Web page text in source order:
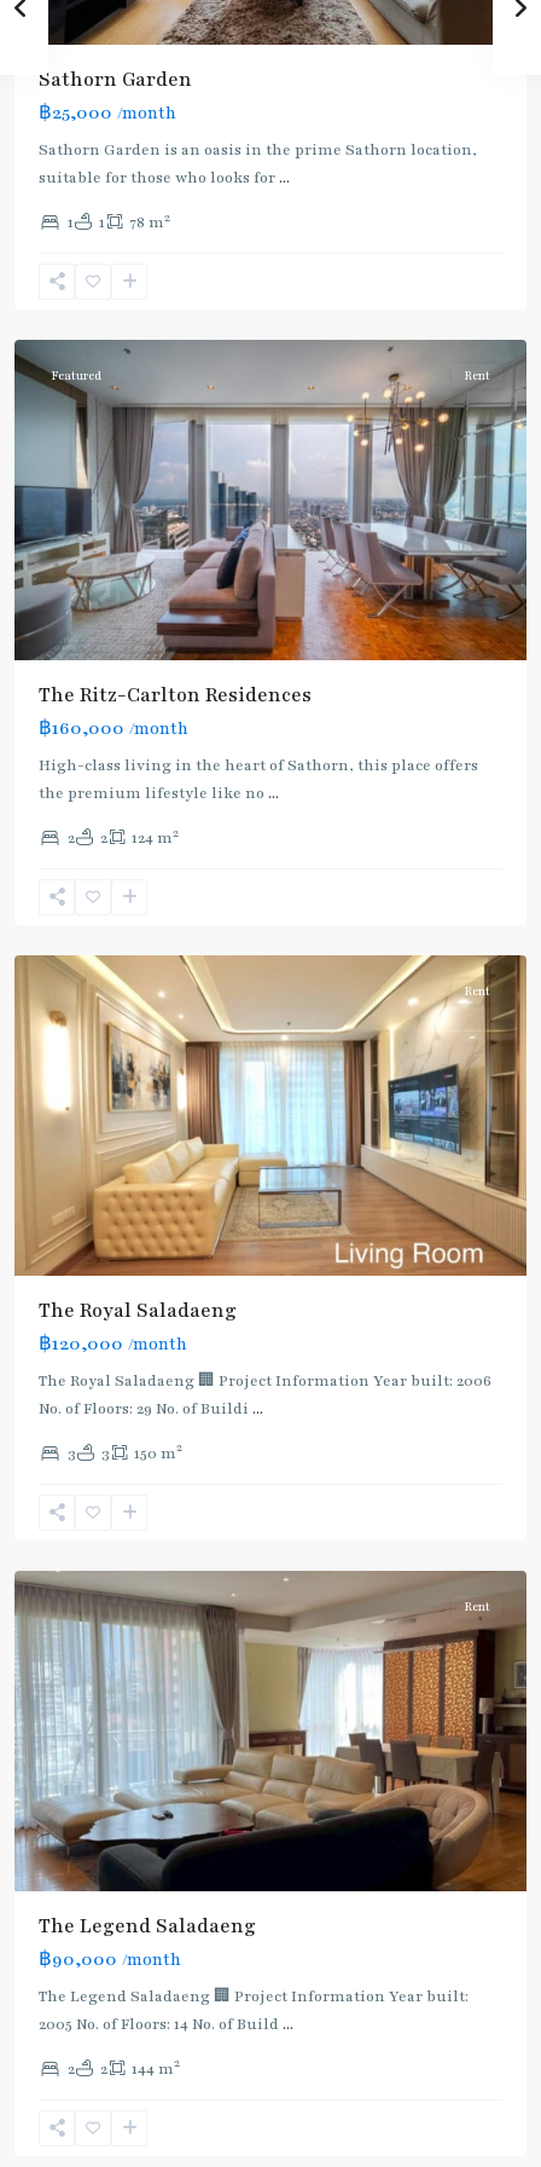
Sathorn Garden
฿25,000 /month
Sathorn Garden is an oasis in the prime Sathorn location,
suitable for those who looks for...
1 1 78 m2
Nonsi
,
Featured Rent
The Ritz-Carlton Residences
฿160,000 /month
High-class living in the heart of Sathorn, this place offers
the premium lifestyle like no ...
2 2 124 m2
BTS
:
Line,
Nonsi
,
Rent
The Royal Saladaeng
฿120,000 /month
The Royal Saladaeng 🏢 Project Information Year built: 2006
No. of Floors: 29 No. of Buildi ...
3 3 150 m2
BTS
Green
Line
(Silom),
Daeng,
Lom
Rent
The Legend Saladaeng
฿90,000 /month
The Legend Saladaeng 🏢 Project Information Year built:
2005 No. of Floors: 14 No. of Build ...
2 2 144 m2